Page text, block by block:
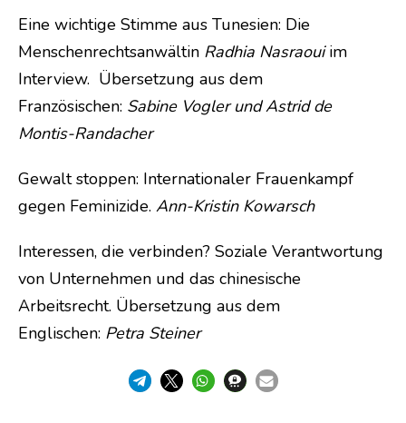
Eine wichtige Stimme aus Tunesien: Die
Menschenrechtsanwältin Radhia Nasraouiim
Interview. Übersetzung aus dem
Französischen: Sabine Vogler und Astrid de
Montis-Randacher
Gewalt stoppen: Internationaler Frauenkampf
gegen Feminizide. Ann-Kristin Kowarsch
Interessen, die verbinden? Soziale Verantwortung
von Unternehmen und das chinesische
Arbeitsrecht. Übersetzung aus dem
Englischen: Petra Steiner